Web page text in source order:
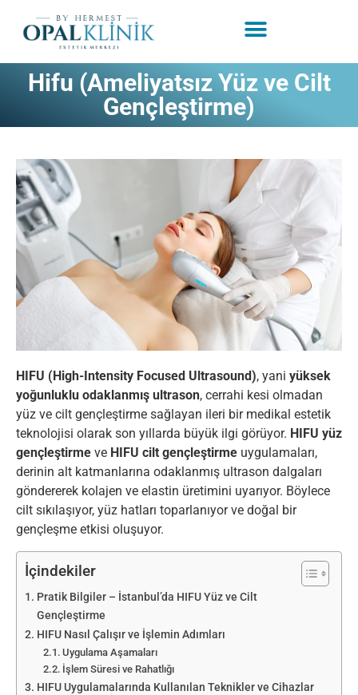
Hifu (Ameliyatsız Yüz ve Cilt
Gençleştirme)
HIFU (High-Intensity Focused Ultrasound), yani yüksek
yoğunluklu odaklanmış ultrason, cerrahi kesi olmadan
yüz ve cilt gençleştirme sağlayan ileri bir medikal estetik
teknolojisi olarak son yıllarda büyük ilgi görüyor. HIFU yüz
gençleştirme ve HIFU cilt gençleştirme uygulamaları,
derinin alt katmanlarına odaklanmış ultrason dalgaları
göndererek kolajen ve elastin üretimini uyarıyor. Böylece
cilt sıkılaşıyor, yüz hatları toparlanıyor ve doğal bir
gençleşme etkisi oluşuyor.
İçindekiler
Pratik Bilgiler – İstanbul’da HIFU Yüz ve Cilt
Gençleştirme
HIFU Nasıl Çalışır ve İşlemin Adımları
Uygulama Aşamaları
İşlem Süresi ve Rahatlığı
HIFU Uygulamalarında Kullanılan Teknikler ve Cihazlar